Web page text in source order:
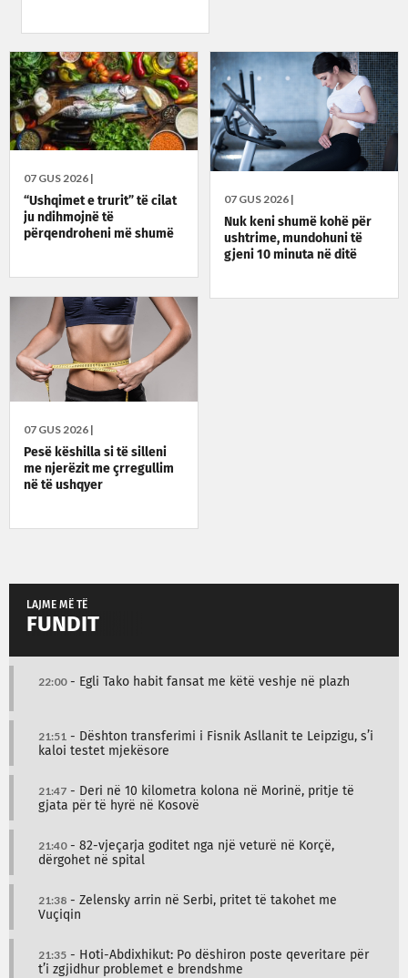
07 GUS 2026 |
“Ushqimet e trurit” të cilat
ju ndihmojnë të
përqendroheni më shumë
07 GUS 2026 |
Nuk keni shumë kohë për
ushtrime, mundohuni të
gjeni 10 minuta në ditë
07 GUS 2026 |
Pesë këshilla si të silleni
me njerëzit me çrregullim
në të ushqyer
LAJME MË TË
FUNDIT
22:00- Egli Tako habit fansat me këtë veshje në plazh
21:51 - Dështon transferimi i Fisnik Asllanit te Leipzigu, s’i
kaloi testet mjekësore
21:47 - Deri në 10 kilometra kolona në Morinë, pritje të
gjata për të hyrë në Kosovë
21:40- 82-vjeçarja goditet nga një veturë në Korçë,
dërgohet në spital
21:38 - Zelensky arrin në Serbi, pritet të takohet me
Vuçiqin
21:35 - Hoti-Abdixhikut: Po dëshiron poste qeveritare për
t’i zgjidhur problemet e brendshme